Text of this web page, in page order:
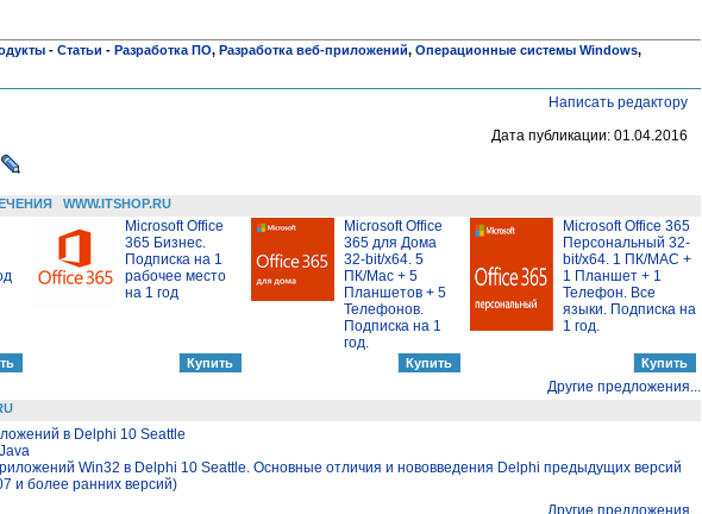
- Статьи - Разработка ПО, Разработка веб-приложений, Операционные системы Windows,
Написать редактору
Дата публикации: 01.04.2016
WWW.ITSHOP.RU
Microsoft Office
365 Бизнес.
Подписка на 1
рабочее место
на 1 год
Microsoft Office
365 для Дома
32-bit/x64. 5
ПК/Mac + 5
Планшетов + 5
Телефонов.
Подписка на 1
год.
Microsoft Office 365
Персональный 32-
bit/x64. 1 ПК/MAC +
1 Планшет + 1
Телефон. Все
языки. Подписка на
1 год.
Другие предложения...
в Delphi 10 Seattle
Win32 в Delphi 10 Seattle. Основные отличия и нововведения Delphi предыдущих версий
и более ранних версий)
Другие предложения...